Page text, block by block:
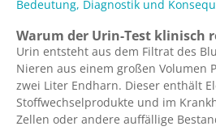
Bedeutung, Diagnostik und
Warum der Urin-Test klinisch
Urin entsteht aus dem Filtrat des
Nieren aus einem großen Volumen
zwei Liter Endharn. Dieser enthält
Stoffwechselprodukte und im
Zellen oder andere auffällige